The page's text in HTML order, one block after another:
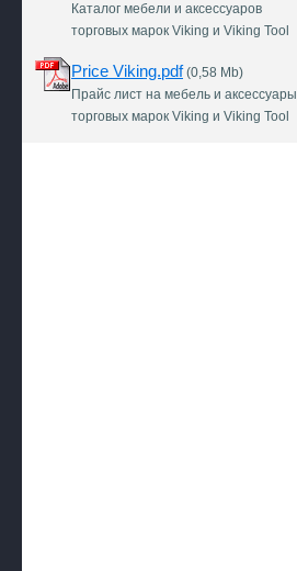
Каталог мебели и аксессуаров
торговых марок Viking и Viking Tool
Price Viking.pdf(0,58 Mb)
Прайс лист на мебель и аксессуары
торговых марок Viking и Viking Tool